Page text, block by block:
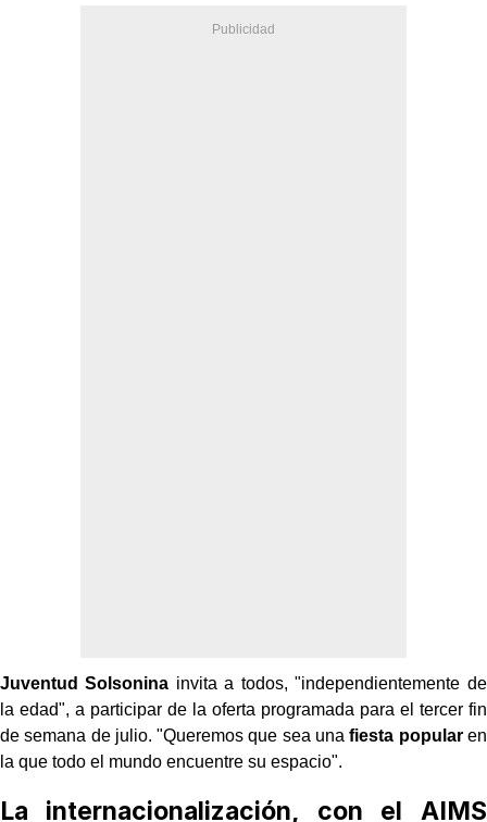
Juventud Solsonina invita a todos, "independientemente de
la edad", a participar de la oferta programada para el tercer fin
de semana de julio. "Queremos que sea una fiesta popularen
la que todo el mundo encuentre su espacio".
La internacionalización, con el AIMS